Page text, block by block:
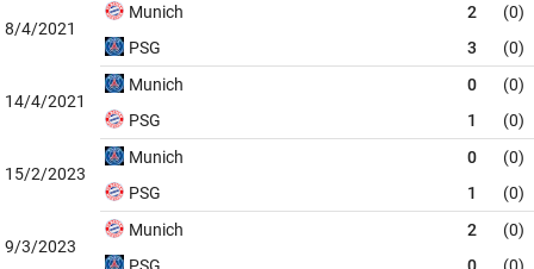
8/4/2021
Munich 2
(0)
PSG
3 (0)
14/4/2021
Munich 0
(0)
PSG
1 (0)
15/2/2023
Munich 0
(0)
PSG
1 (0)
9/3/2023
Munich 2
(0)
PSG
0 (0)